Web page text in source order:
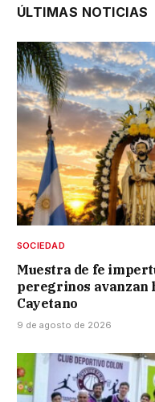
ÚLTIMAS NOTICIAS
SOCIEDAD
Muestra de fe
peregrinos avanzan
Cayetano
9 de agosto de 2026